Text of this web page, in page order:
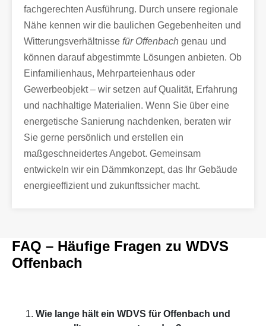
fachgerechten Ausführung. Durch unsere regionale
Nähe kennen wir die baulichen Gegebenheiten und
Witterungsverhältnisse für Offenbach genau und
können darauf abgestimmte Lösungen anbieten. Ob
Einfamilienhaus, Mehrparteienhaus oder
Gewerbeobjekt – wir setzen auf Qualität, Erfahrung
und nachhaltige Materialien. Wenn Sie über eine
energetische Sanierung nachdenken, beraten wir
Sie gerne persönlich und erstellen ein
maßgeschneidertes Angebot. Gemeinsam
entwickeln wir ein Dämmkonzept, das Ihr Gebäude
energieeffizient und zukunftssicher macht.
FAQ – Häufige Fragen zu WDVS
Offenbach
Wie lange hält ein WDVS für Offenbach und